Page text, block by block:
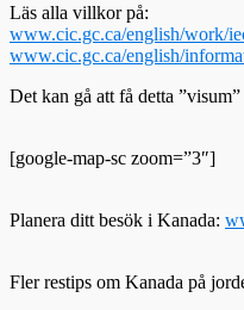
Läs alla villkor på:
www.cic.gc.ca/english/work/
www.cic.gc.ca/english/
Det kan gå att få detta
[google-map-sc zoom=”3″]
Planera ditt besök i Kanada:
Fler restips om Kanada på